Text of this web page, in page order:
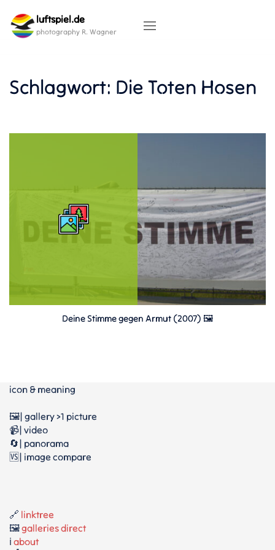
content
luftspiel.de
photography R. Wagner
Schlagwort: Die Toten Hosen
Deine Stimme gegen Armut (2007) 🖼
icon & meaning
🖼️| gallery >1 picture
📹| video
🔄| panorama
🆚| image compare
🔗 linktree
🖼️galleries direct
ℹ️ about